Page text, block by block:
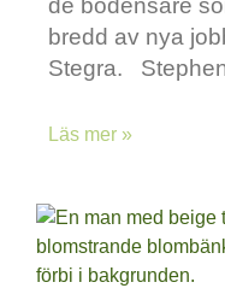
de bodensare
bredd av nya
Stegra.
Läs mer »